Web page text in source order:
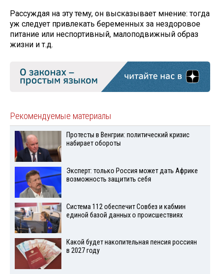
Рассуждая на эту тему, он высказывает мнение: тогда
уж следует привлекать беременных за нездоровое
питание или неспортивный, малоподвижный образ
жизни и т.д.
Рекомендуемые материалы
Протесты в Венгрии: политический кризис
набирает обороты
Эксперт: только Россия может дать Африке
возможность защитить себя
Система 112 обеспечит Совбез и кабмин
единой базой данных о происшествиях
Какой будет накопительная пенсия россиян
в 2027 году